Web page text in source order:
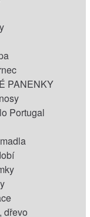
PANENKY
Portugal
dřevo